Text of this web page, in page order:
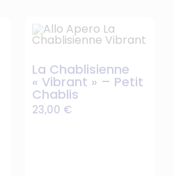
La Chablisienne
« Vibrant » – Petit
Chablis
23,00 €